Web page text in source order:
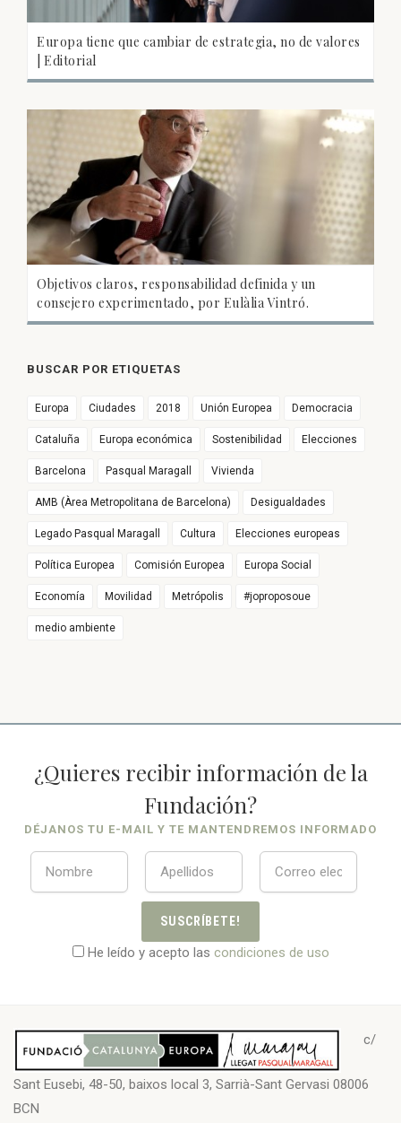
Europa tiene que cambiar de estrategia, no de valores
| Editorial
Objetivos claros, responsabilidad definida y un
consejero experimentado, por Eulàlia Vintró.
BUSCAR POR ETIQUETAS
Europa Ciudades 2018 Unión Europea Democracia
Cataluña Europa económica Sostenibilidad Elecciones
Barcelona Pasqual Maragall Vivienda
AMB (Àrea Metropolitana de Barcelona) Desigualdades
Legado Pasqual Maragall Cultura Elecciones europeas
Política Europea Comisión Europea Europa Social
Economía Movilidad Metrópolis #joproposoue
medio ambiente
¿Quieres recibir información de la
Fundación?
DÉJANOS TU E-MAIL Y TE MANTENDREMOS INFORMADO
SUSCRÍBETE!
He leído y acepto las condiciones de uso
c/
Sant Eusebi, 48-50, baixos local 3, Sarrià-Sant Gervasi 08006
BCN